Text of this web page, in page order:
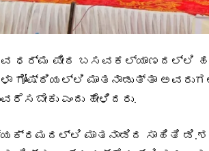
ಧರ್ಮ ಪೀಠ ಬಸವಕಲ್ಯಾಣದಲ್ಲಿ
ಗೋಷ್ಠಿಯಲ್ಲಿ ಮಾತನಾಡುತ್ತಾ
ಎಂದು ಹೇಳಿದರು.
ಮಾತನಾಡಿದ ಸಾಹಿತಿ